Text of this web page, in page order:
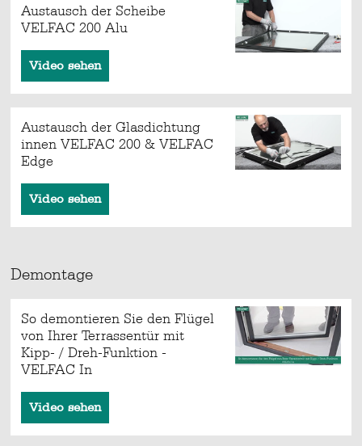
Austausch der Scheibe
VELFAC 200 Alu
Video sehen
Austausch der Glasdichtung
innen VELFAC 200 & VELFAC
Edge
Video sehen
Demontage
So demontieren Sie den Flügel
von Ihrer Terrassentür mit
Kipp- / Dreh-Funktion -
VELFAC In
Video sehen